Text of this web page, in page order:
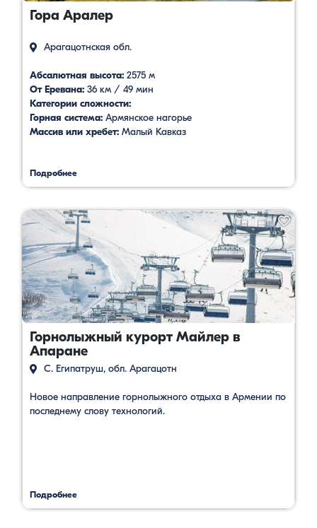
Гора Аралер
Арагацотнская обл.
Абсалютная высота: 2575 м
От Еревана: 36 км / 49 мин
Категории сложности:
Горная система: Армянское нагорье
Массив или хребет: Малый Кавказ
Подробнее
Горнолыжный курорт Майлер в
Апаране
С. Египатруш, обл. Арагацотн
Новое направление горнолыжного отдыха в Армении по
последнему слову технологий.
Подробнее